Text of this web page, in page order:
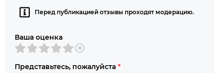
Перед публикацией отзывы проходят модерацию.
Ваша оценка
Представьтесь, пожалуйста *